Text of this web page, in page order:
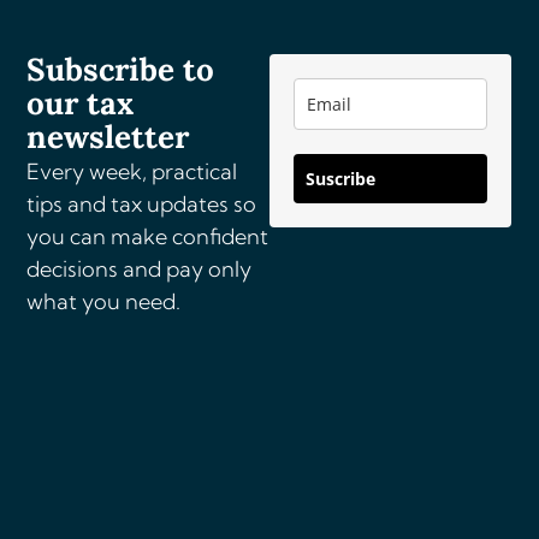
t
i
e
:
Subscribe to
our tax
newsletter
Every week, practical
tips and tax updates so
you can make confident
decisions and pay only
what you need.
Suscribe